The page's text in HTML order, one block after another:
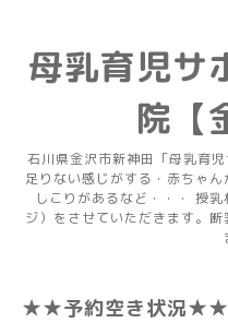
母乳育児サ
院【
石川県金沢市新神田「母乳育
足りない感じがする・赤ちゃ
しこりがあるなど・・・ 授
ジ）をさせていただきます。
★★予約空き状況★★